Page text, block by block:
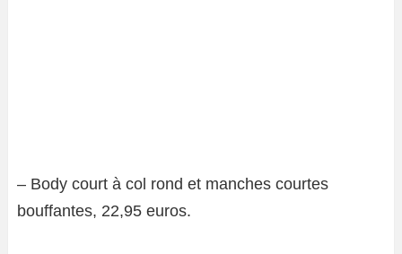
– Body court à col rond et manches courtes
bouffantes, 22,95 euros.